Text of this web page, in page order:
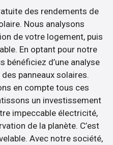
des rendements de
Nous analysons
de votre logement, puis
En optant pour notre
bénéficiez d’une analyse
panneaux solaires.
en compte tous ces
un investissement
impeccable électricité,
de la planète. C’est
Avec notre société,